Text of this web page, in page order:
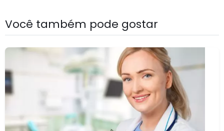
Você também pode gostar